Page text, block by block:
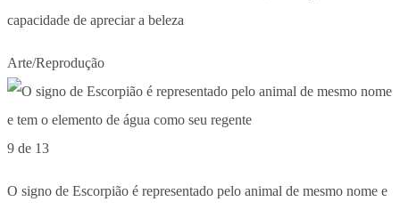
capacidade de apreciar a beleza
Arte/Reprodução
9 de 13
O signo de Escorpião é representado pelo animal de mesmo nome e